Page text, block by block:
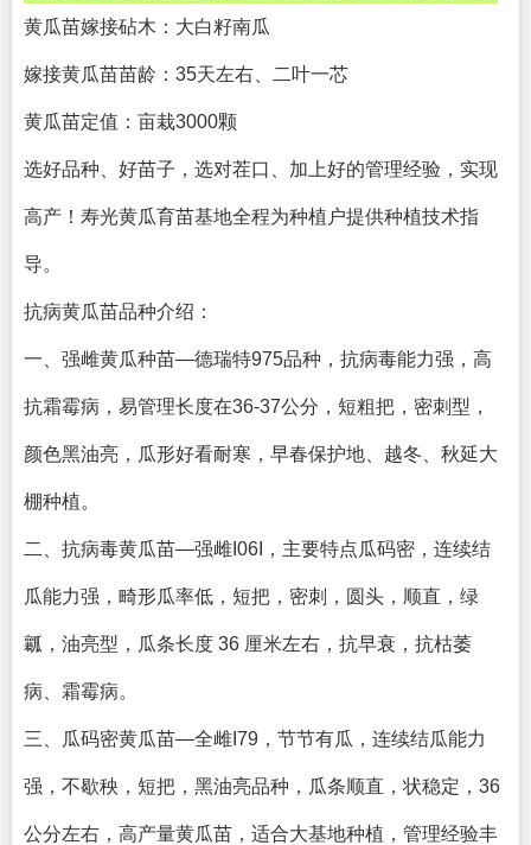
黄瓜苗嫁接砧木：大白籽南瓜
嫁接黄瓜苗苗龄：35天左右、二叶一芯
黄瓜苗定值：亩栽3000颗
选好品种、好苗子，选对茬口、加上好的管理经验，实现
高产！寿光黄瓜育苗基地全程为种植户提供种植技术指
导。
抗病黄瓜苗品种介绍：
一、强雌黄瓜种苗—德瑞特975品种，抗病毒能力强，高
抗霜霉病，易管理长度在36-37公分，短粗把，密刺型，
颜色黑油亮，瓜形好看耐寒，早春保护地、越冬、秋延大
棚种植。
二、抗病毒黄瓜苗—强雌I06I，主要特点瓜码密，连续结
瓜能力强，畸形瓜率低，短把，密刺，圆头，顺直，绿
瓤，油亮型，瓜条长度 36 厘米左右，抗早衰，抗枯萎
病、霜霉病。
三、瓜码密黄瓜苗—全雌I79，节节有瓜，连续结瓜能力
强，不歇秧，短把，黑油亮品种，瓜条顺直，状稳定，36
公分左右，高产量黄瓜苗，适合大基地种植，管理经验丰